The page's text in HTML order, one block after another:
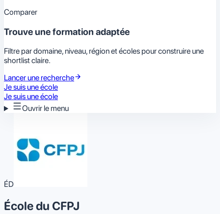
Comparer
Trouve une formation adaptée
Filtre par domaine, niveau, région et écoles pour construire une
shortlist claire.
Lancer une recherche
Je suis une école
Je suis une école
Ouvrir le menu
ÉD
École du CFPJ